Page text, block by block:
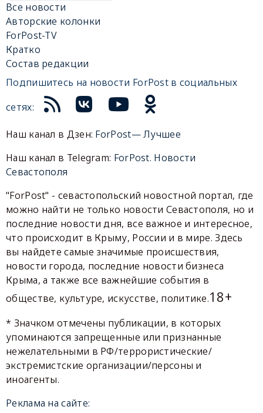
Все новости
Авторские колонки
ForPost-TV
Кратко
Состав редакции
Подпишитесь на новости ForPost в социальных
сетях:
Наш канал в Дзен: ForPost— Лучшее
Наш канал в Telegram: ForPost. Новости
Севастополя
"ForPost" - севастопольский новостной портал, где
можно найти не только новости Севастополя, но и
последние новости дня, все важное и интересное,
что происходит в Крыму, России и в мире. Здесь
вы найдете самые значимые происшествия,
новости города, последние новости бизнеса
Крыма, а также все важнейшие события в
обществе, культуре, искусстве, политике.18+
* Значком отмечены публикации, в которых
упоминаются запрещенные или признанные
нежелательными в РФ/террористические/
экстремистские организации/персоны и
иноагенты.
Реклама на сайте: